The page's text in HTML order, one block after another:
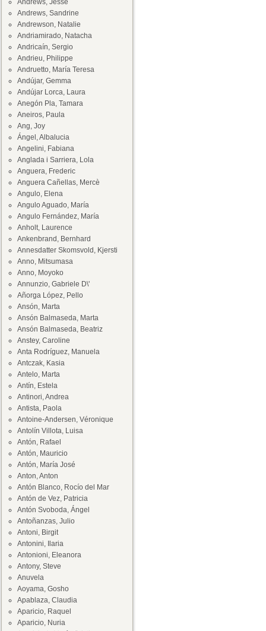
Andrews, Jesse
Andrews, Sandrine
Andrewson, Natalie
Andriamirado, Natacha
Andricaín, Sergio
Andrieu, Philippe
Andruetto, María Teresa
Andújar, Gemma
Andújar Lorca, Laura
Anegón Pla, Tamara
Aneiros, Paula
Ang, Joy
Ángel, Albalucia
Angelini, Fabiana
Anglada i Sarriera, Lola
Anguera, Frederic
Anguera Cañellas, Mercè
Angulo, Elena
Angulo Aguado, María
Angulo Fernández, María
Anholt, Laurence
Ankenbrand, Bernhard
Annesdatter Skomsvold, Kjersti
Anno, Mitsumasa
Anno, Moyoko
Annunzio, Gabriele D\'
Añorga López, Pello
Ansón, Marta
Ansón Balmaseda, Marta
Ansón Balmaseda, Beatriz
Anstey, Caroline
Anta Rodríguez, Manuela
Antczak, Kasia
Antelo, Marta
Antín, Estela
Antinori, Andrea
Antista, Paola
Antoine-Andersen, Véronique
Antolín Villota, Luisa
Antón, Rafael
Antón, Mauricio
Antón, María José
Anton, Anton
Antón Blanco, Rocío del Mar
Antón de Vez, Patricia
Antón Svoboda, Ángel
Antoñanzas, Julio
Antoni, Birgit
Antonini, Ilaria
Antonioni, Eleanora
Antony, Steve
Anuvela
Aoyama, Gosho
Apablaza, Claudia
Aparicio, Raquel
Aparicio, Nuria